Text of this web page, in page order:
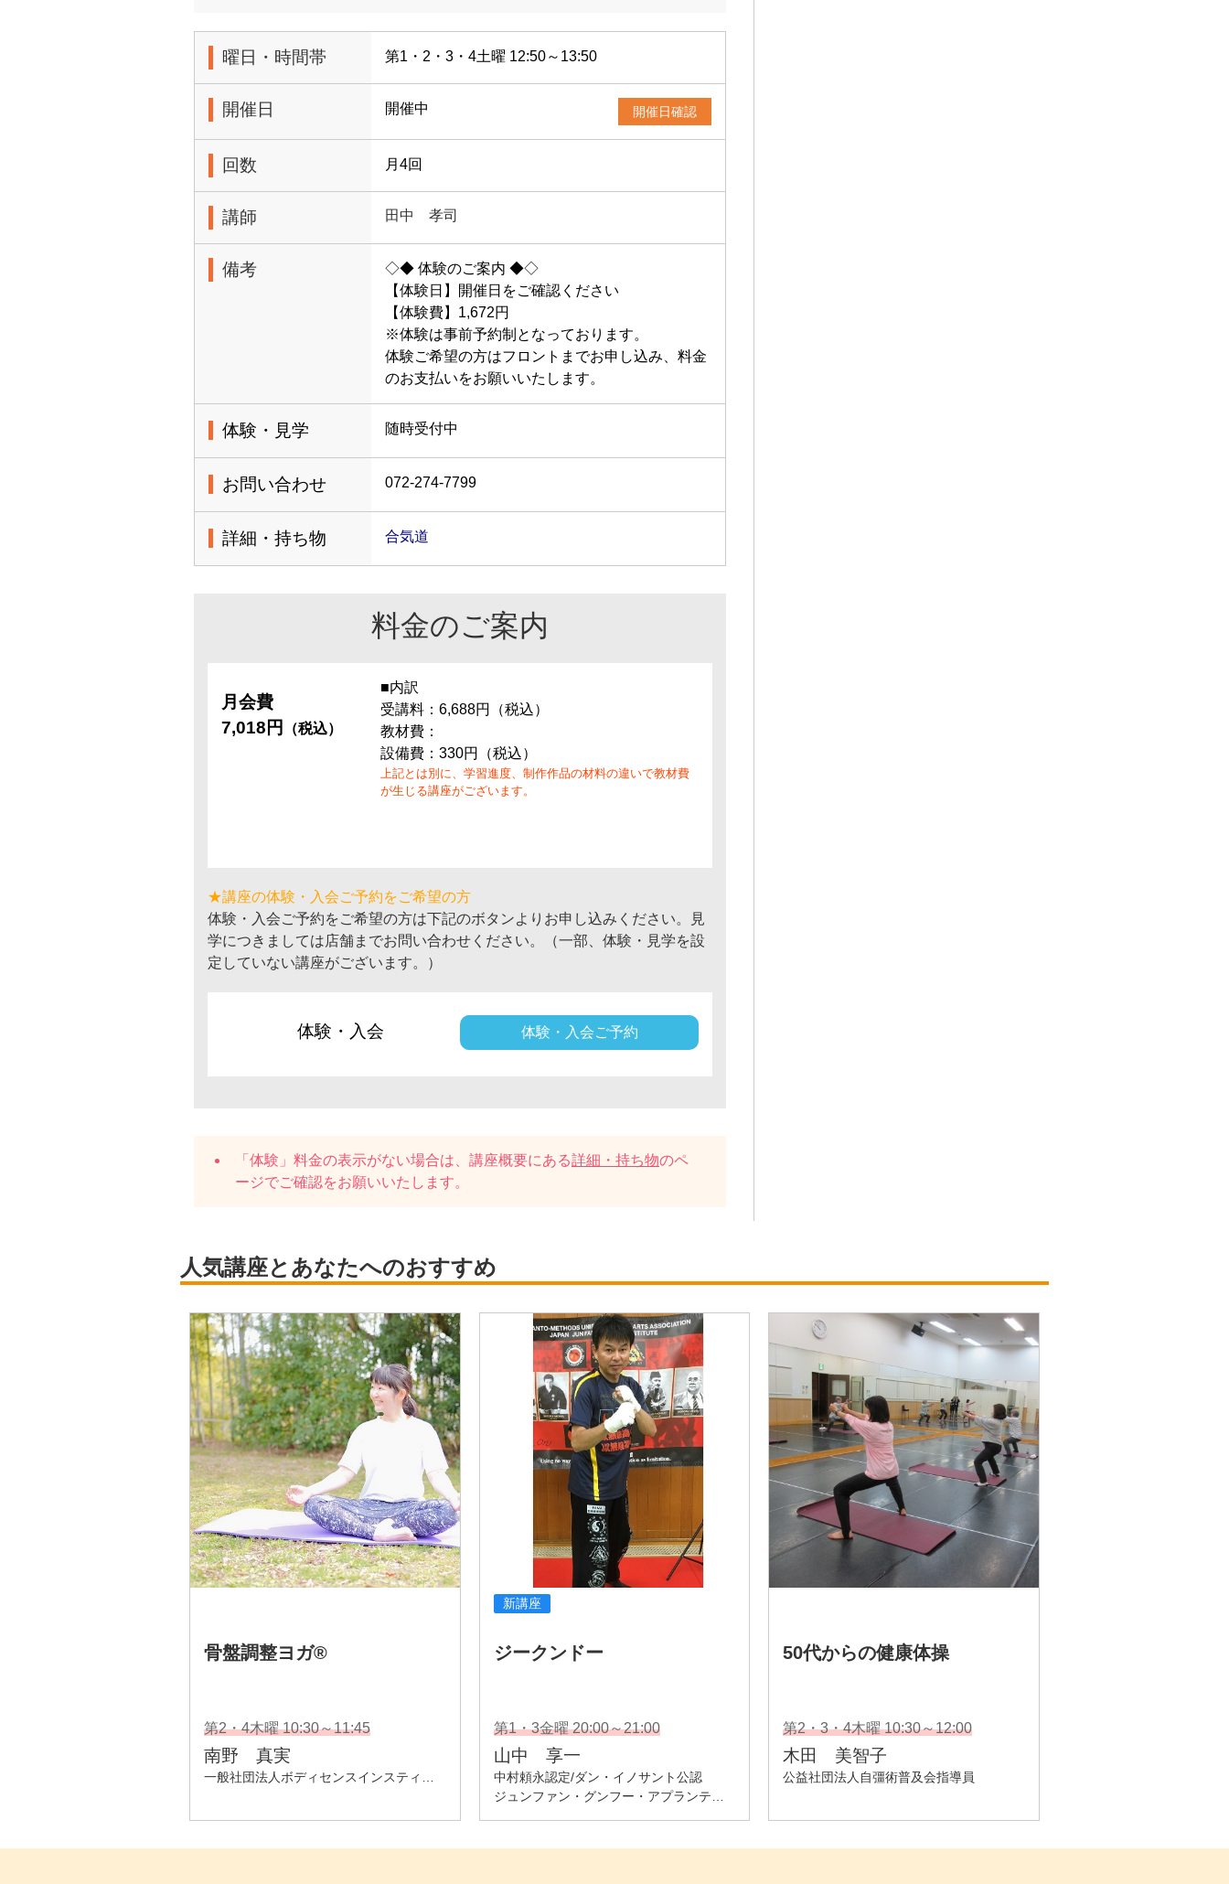
曜日・時間帯 第1・2・3・4土曜 12:50～13:50
開催日 開催中 開催日確認
回数 月4回
講師 田中 孝司
備考
◇◆ 体験のご案内 ◆◇
【体験日】開催日をご確認ください
【体験費】1,672円
※体験は事前予約制となっております。
体験ご希望の方はフロントまでお申し込み、料金
のお支払いをお願いいたします。
体験・見学 随時受付中
お問い合わせ 072-274-7799
詳細・持ち物 合気道
料金のご案内
月会費
7,018円
（税込）
■内訳
受講料：6,688円（税込）
教材費：
設備費：330円（税込）
上記とは別に、学習進度、制作作品の材料の違いで教材費
が生じる講座がございます。
★講座の体験・入会ご予約をご希望の方
体験・入会ご予約をご希望の方は下記のボタンよりお申し込みください。見
学につきましては店舗までお問い合わせください。（一部、体験・見学を設
定していない講座がございます。）
体験・入会 体験・入会ご予約
「体験」料金の表示がない場合は、講座概要にある詳細・持ち物のペ
ージでご確認をお願いいたします。